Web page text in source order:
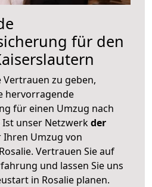
für den
zu geben,
hervorragende
für einen Umzug nach
Ist unser Netzwerkder
Ihren Umzug von
Vertrauen Sie auf
und lassen Sie uns
in Rosalie planen.